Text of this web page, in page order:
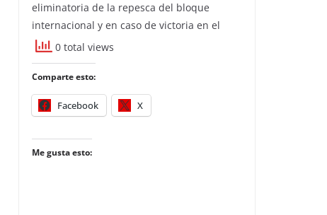
eliminatoria de la repesca del bloque
internacional y en caso de victoria en el
0 total views
Comparte esto:
Facebook X
Me gusta esto: